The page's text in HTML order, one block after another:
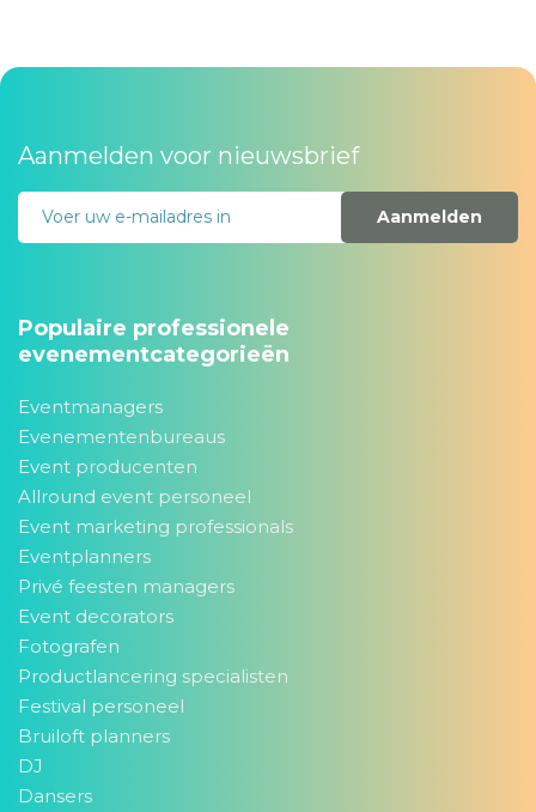
Aanmelden voor nieuwsbrief
Aanmelden
Populaire professionele
evenementcategorieën
Eventmanagers
Evenementenbureaus
Event producenten
Allround event personeel
Event marketing professionals
Eventplanners
Privé feesten managers
Event decorators
Fotografen
Productlancering specialisten
Festival personeel
Bruiloft planners
DJ
Dansers